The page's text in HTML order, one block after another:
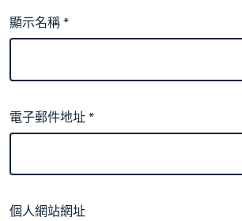
顯示名稱*
電子郵件地址*
個人網站網址